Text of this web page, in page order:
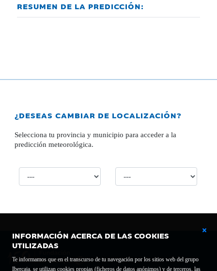
INFORMACIÓN ACERCA DE LAS COOKIES
UTILIZADAS
Te informamos que en el transcurso de tu navegación por los sitios web del grupo
Ibercaja, se utilizan cookies propias (ficheros de datos anónimos) y de terceros, las
RESUMEN DE LA PREDICCIÓN:
¿DESEAS CAMBIAR DE LOCALIZACIÓN?
Selecciona tu provincia y municipio para acceder a la
predicción meteorológica.